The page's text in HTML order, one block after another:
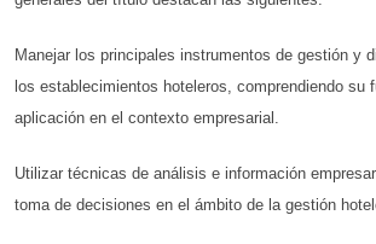
Manejar los principales instrumentos de gestión y
los establecimientos hoteleros, comprendiendo su
aplicación en el contexto empresarial.
Utilizar técnicas de análisis e información
toma de decisiones en el ámbito de la gestión